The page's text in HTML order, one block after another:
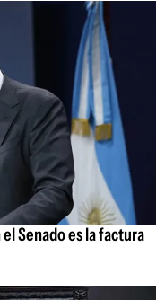
Senado es la factura